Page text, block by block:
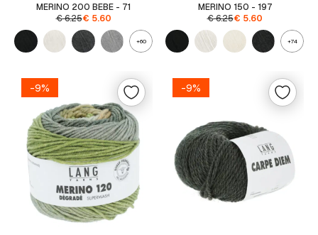
MERINO 200 BEBE - 71
€6.25€ 5.60
+60
MERINO 150 - 197
€6.25€ 5.60
+74
-9% -9%